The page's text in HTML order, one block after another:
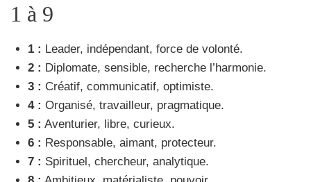
1 à 9
1 : Leader, indépendant, force de volonté.
2 : Diplomate, sensible, recherche l’harmonie.
3 : Créatif, communicatif, optimiste.
4 : Organisé, travailleur, pragmatique.
5 : Aventurier, libre, curieux.
6 : Responsable, aimant, protecteur.
7 : Spirituel, chercheur, analytique.